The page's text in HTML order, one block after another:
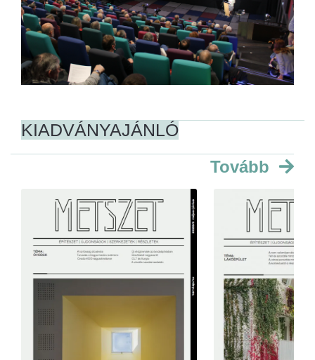
KIADVÁNYAJÁNLÓ
Tovább